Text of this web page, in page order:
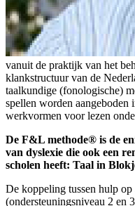
vanuit de praktijk van het
klankstructuur van de
taalkundige (fonologische)
spellen worden aangeboden
werkvormen voor lezen
De F&L methode® is de
van dyslexie die ook een
scholen heeft: Taal in
De koppeling tussen hulp
(ondersteuningsniveau 2 en